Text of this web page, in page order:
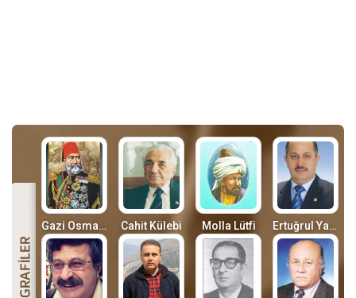
Gazi Osman Paşa Cahit Külebi Molla Lütfi Ertuğrul Yaman